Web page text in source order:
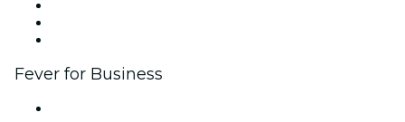
Fever for Business